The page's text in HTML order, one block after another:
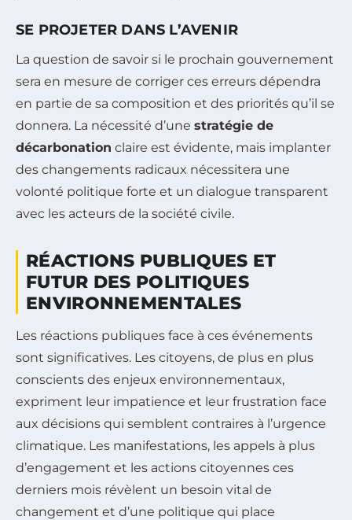
SE PROJETER DANS L’AVENIR
La question de savoir si le prochain gouvernement
sera en mesure de corriger ces erreurs dépendra
en partie de sa composition et des priorités qu’il se
donnera. La nécessité d’une stratégie de
décarbonation claire est évidente, mais implanter
des changements radicaux nécessitera une
volonté politique forte et un dialogue transparent
avec les acteurs de la société civile.
RÉACTIONS PUBLIQUES ET
FUTUR DES POLITIQUES
ENVIRONNEMENTALES
Les réactions publiques face à ces événements
sont significatives. Les citoyens, de plus en plus
conscients des enjeux environnementaux,
expriment leur impatience et leur frustration face
aux décisions qui semblent contraires à l’urgence
climatique. Les manifestations, les appels à plus
d’engagement et les actions citoyennes ces
derniers mois révèlent un besoin vital de
changement et d’une politique qui place